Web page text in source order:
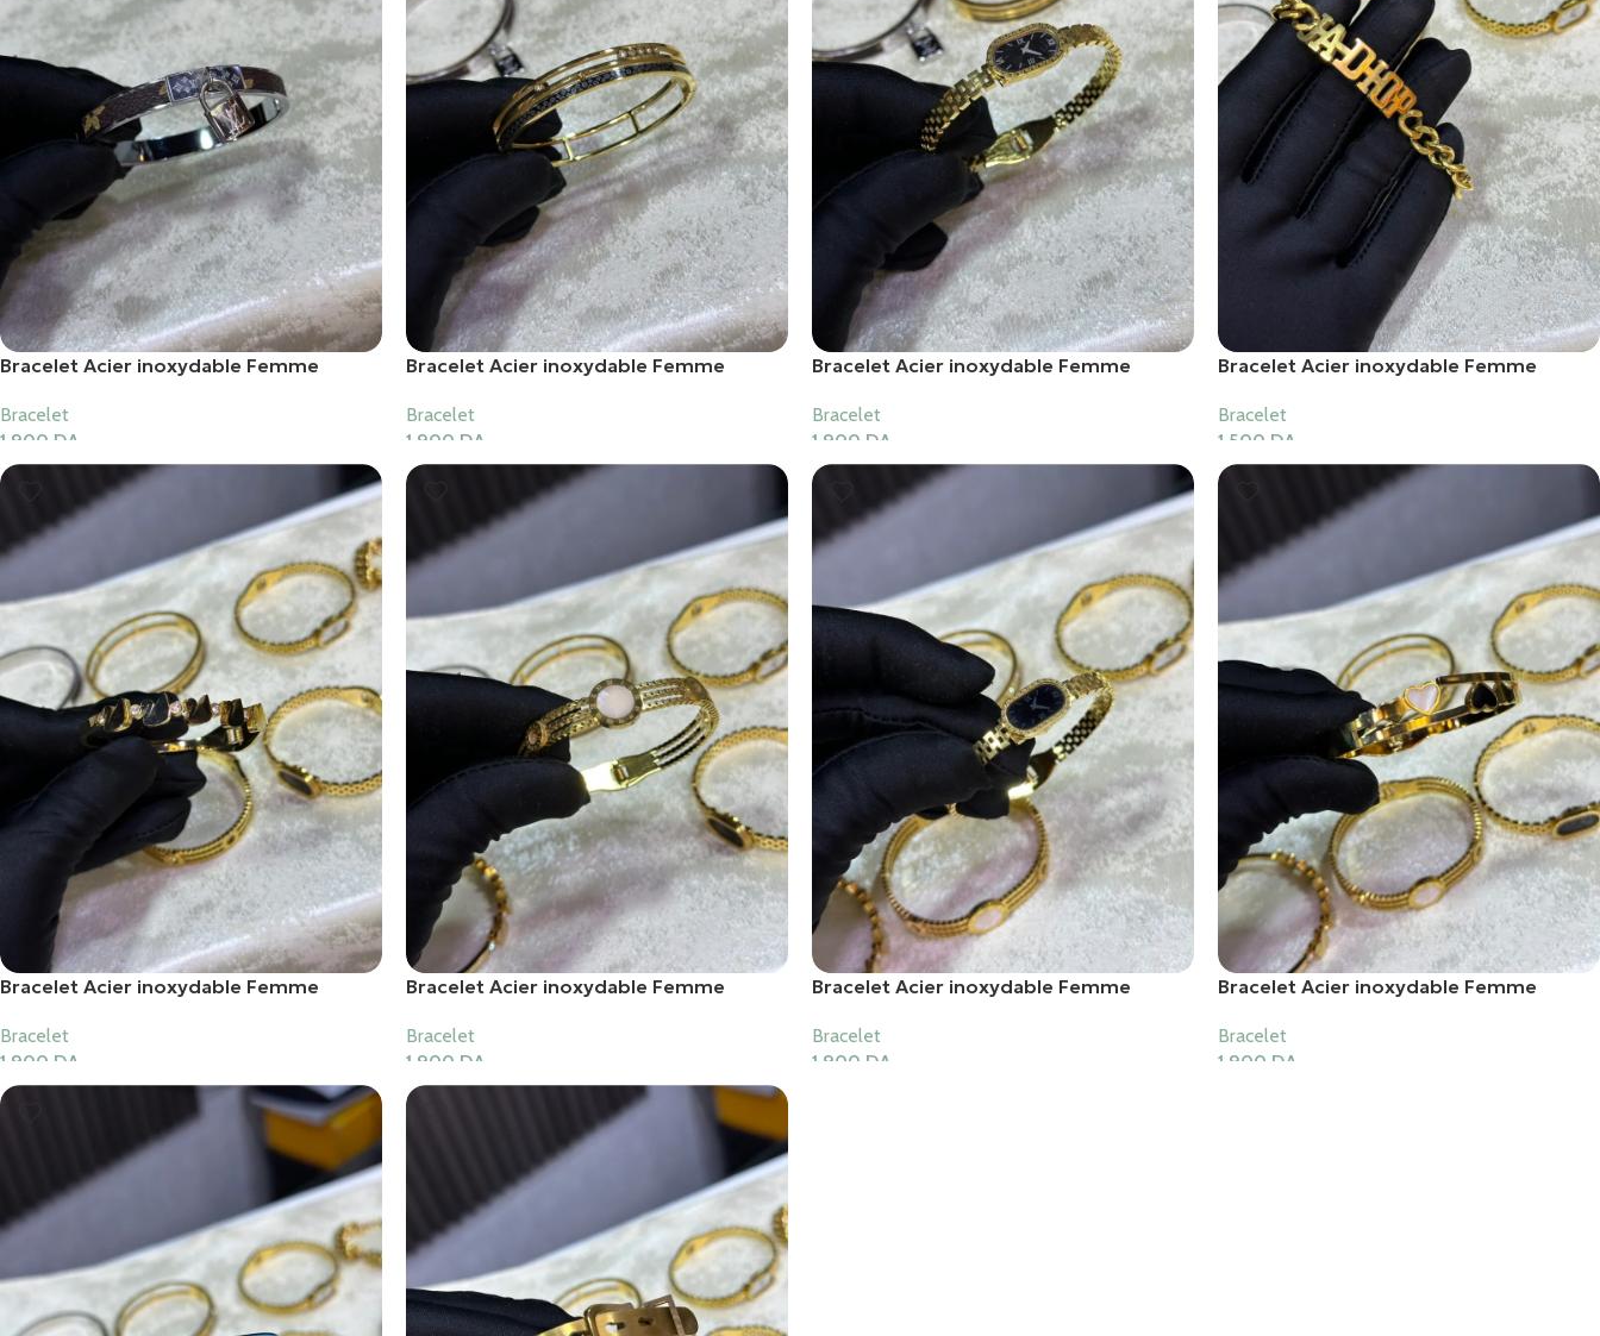
Bracelet Acier inoxydable Femme
Bracelet
1,900 DA
Ajouter Au Panier
Bracelet Acier inoxydable Femme
Bracelet
1,900 DA
Bracelet Acier inoxydable Femme
Bracelet
1,900 DA
Ajouter Au Panier
Bracelet Acier inoxydable Femme
Bracelet
1,500 DA
Bracelet Acier inoxydable Femme
Bracelet
1,900 DA
Bracelet Acier inoxydable Femme
Bracelet
1,900 DA
Bracelet Acier inoxydable Femme
Bracelet
1,900 DA
Bracelet Acier inoxydable Femme
Bracelet
1,900 DA